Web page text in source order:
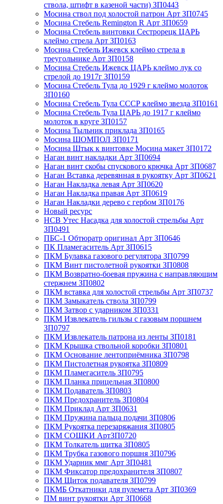
ствола, штифт в казеной части) ЗП0443
Мосина ствол под холостой патрон Арт ЗП0745
Мосина Стебель Remington R Арт ЗП0659
Мосина Стебель винтовки Сестрорецк ЦАРЬ
клеймо стрела Арт ЗП0163
Мосина Стебель Ижевск клеймо стрела в
треугольнике Арт ЗП0158
Мосина Стебель Ижевск ЦАРЬ клеймо лук со
стрелой до 1917г ЗП0159
Мосина Стебель Тула до 1929 г клеймо молоток
ЗП0160
Мосина Стебель Тула СССР клеймо звезда ЗП0161
Мосина Стебель Тула ЦАРЬ до 1917 г клеймо
молоток в круге ЗП0157
Мосина Тыльник приклада ЗП0165
Мосина ШОМПОЛ ЗП0171
Мосина Штык к винтовке Мосина макет ЗП0172
Наган винт накладки Арт ЗП0694
Наган винт скобы спускового крючка Арт ЗП0687
Наган Вставка деревянная в рукоятку Арт ЗП0621
Наган Накладка левая Арт ЗП0620
Наган Накладка правая Арт ЗП0619
Наган Накладки дерево с гербом ЗП0176
Новый ресурс
НСВ Утес Насадка для холостой стрельбы Арт
ЗП0491
ПБС-1 Обтюратр оригинал Арт ЗП0646
ПК Пламегаситель Арт ЗП0615
ПКМ Булавка газового регулятора ЗП0799
ПКМ Винт пистолетной рукоятки ЗП0808
ПКМ Возвратно-боевая пружина с направляющим
стержнем ЗП0802
ПКМ вставка для холостой стрельбы Арт ЗП0737
ПКМ Замыкатель ствола ЗП0799
ПКМ Затвор с ударником ЗП0331
ПКМ Извлекатель гильзы с газовым поршнем
ЗП0797
ПКМ Извлекатель патрона из ленты ЗП0181
ПКМ Крышка ствольной коробки ЗП0801
ПКМ Основание лентоприёмника ЗП0798
ПКМ Пистолетная рукоятка ЗП0809
ПКМ Пламегаситель ЗП0795
ПКМ Планка прицельная ЗП0800
ПКМ Подаватель ЗП0803
ПКМ Предохранитель ЗП0804
ПКМ Приклад Арт ЗП0631
ПКМ Пружина пальца подачи ЗП0806
ПКМ Рукоятка перезаряжания ЗП0805
ПКМ СОШКИ АртЗП0720
ПКМ Толкатель щитка ЗП0805
ПКМ Трубка газового поршня ЗП0796
ПКМ Ударник ммг Арт ЗП0481
ПКМ Фиксатор предохранителя ЗП0807
ПКМ Щиток подавателя ЗП0799
ПКМБ Откатники для пулемета Арт ЗП0369
ПМ винт рукоятки Арт ЗП0668